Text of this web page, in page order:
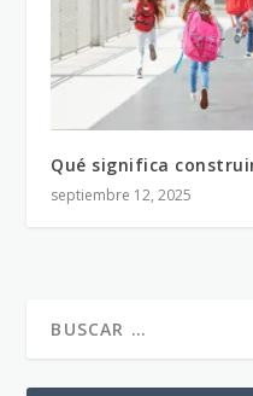
Qué significa
septiembre 12, 2025